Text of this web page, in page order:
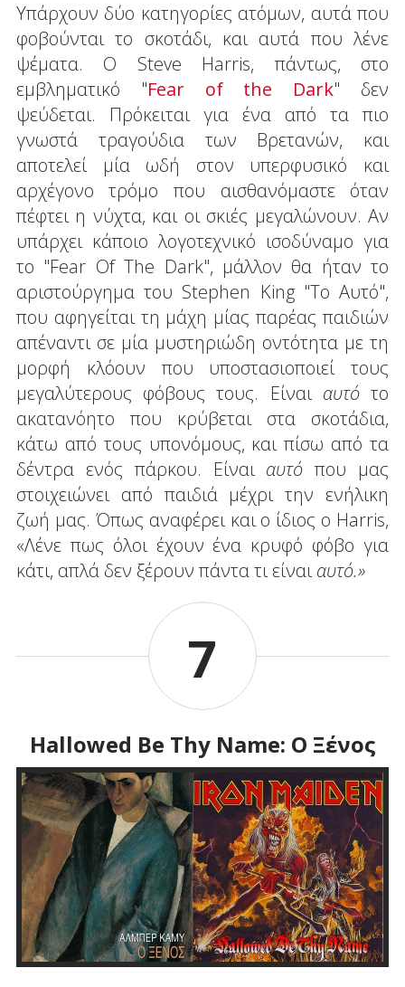
Υπάρχουν δύο κατηγορίες ατόμων, αυτά που
φοβούνται το σκοτάδι, και αυτά που λένε
ψέματα. Ο Steve Harris, πάντως, στο
εμβληματικό "Fear of the Dark" δεν
ψεύδεται. Πρόκειται για ένα από τα πιο
γνωστά τραγούδια των Βρετανών, και
αποτελεί μία ωδή στον υπερφυσικό και
αρχέγονο τρόμο που αισθανόμαστε όταν
πέφτει η νύχτα, και οι σκιές μεγαλώνουν. Αν
υπάρχει κάποιο λογοτεχνικό ισοδύναμο για
το "Fear Of The Dark", μάλλον θα ήταν το
αριστούργημα του Stephen King "Το Αυτό",
που αφηγείται τη μάχη μίας παρέας παιδιών
απέναντι σε μία μυστηριώδη οντότητα με τη
μορφή κλόουν που υποστασιοποιεί τους
μεγαλύτερους φόβους τους. Είναι αυτότο
ακατανόητο που κρύβεται στα σκοτάδια,
κάτω από τους υπονόμους, και πίσω από τα
δέντρα ενός πάρκου. Είναι αυτόπου μας
στοιχειώνει από παιδιά μέχρι την ενήλικη
ζωή μας. Όπως αναφέρει και ο ίδιος ο Harris,
«Λένε πως όλοι έχουν ένα κρυφό φόβο για
κάτι, απλά δεν ξέρουν πάντα τι είναιαυτό.»
7
Hallowed Be Thy Name: Ο Ξένος